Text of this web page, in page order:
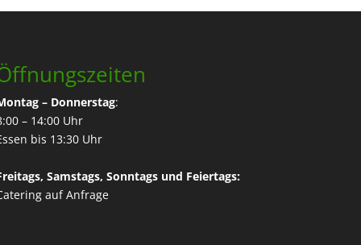
– Donnerstag:
– 14:00 Uhr
bis 13:30 Uhr
Samstags, Sonntags und Feiertags:
auf Anfrage